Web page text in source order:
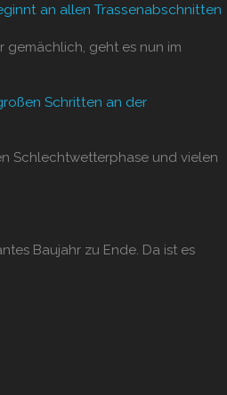
an allen Trassenabschnitten
gemächlich, geht es nun im
Schritten an der
Schlechtwetterphase und vielen
Baujahr zu Ende. Da ist es